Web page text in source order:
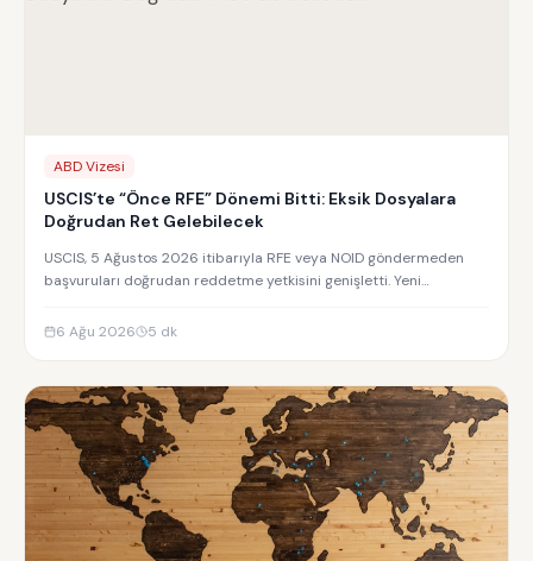
ABD Vizesi
USCIS’te “Önce RFE” Dönemi Bitti: Eksik Dosyalara
Doğrudan Ret Gelebilecek
USCIS, 5 Ağustos 2026 itibarıyla RFE veya NOID göndermeden
başvuruları doğrudan reddetme yetkisini genişletti. Yeni
6 Ağu 2026
5 dk